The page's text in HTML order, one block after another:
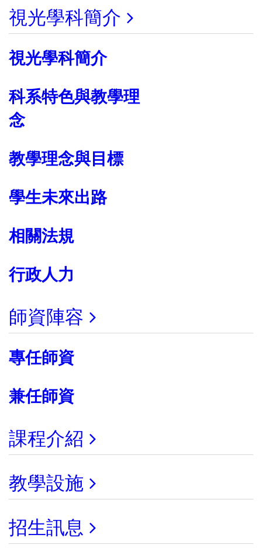
視光學科簡介
視光學科簡介
科系特色與教學理
念
教學理念與目標
學生未來出路
相關法規
行政人力
師資陣容
專任師資
兼任師資
課程介紹
教學設施
招生訊息